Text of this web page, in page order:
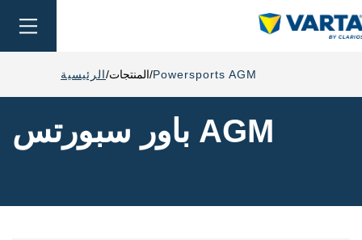
الرئيسية المنتجات Powersports AGM
باور سبورتس AGM